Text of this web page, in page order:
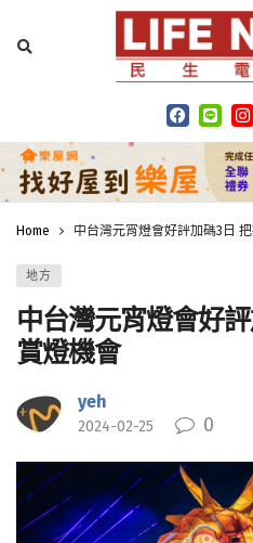
Home 中台灣元宵燈會好評加碼3日
地方
中台灣元宵燈會好
賞燈機會
yeh
2024-02-25 0